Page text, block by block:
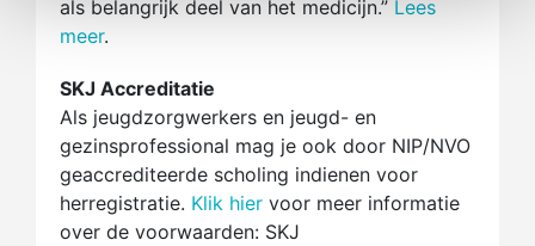
als belangrijk deel van het medicijn.” Lees
meer.
SKJ Accreditatie
Als jeugdzorgwerkers en jeugd- en
gezinsprofessional mag je ook door NIP/NVO
geaccrediteerde scholing indienen voor
herregistratie. Klik hier voor meer informatie
over de voorwaarden: SKJ